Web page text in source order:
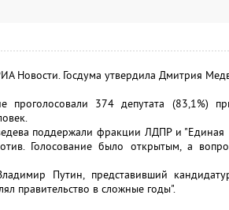
Новости. Госдума утвердила Дмитрия
проголосовали 374 депутата (83,1%)
поддержали фракции ЛДПР и "Единая
Голосование было открытым, а
Путин, представивший
правительство в сложные годы".